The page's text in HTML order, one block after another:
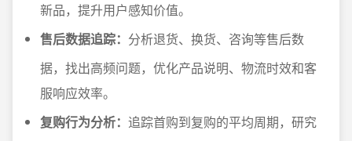
新品，提升用户感知价值。
售后数据追踪： 分析退货、换货、咨询等售后数
据，找出高频问题，优化产品说明、物流时效和客
服响应效率。
复购行为分析： 追踪首购到复购的平均周期，研究